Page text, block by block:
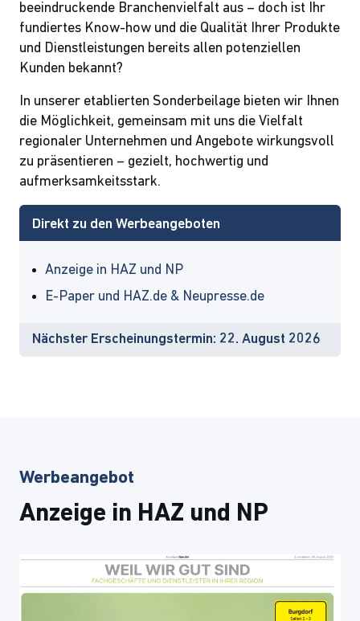
beeindruckende Branchenvielfalt aus – doch ist Ihr
fundiertes Know-how und die Qualität Ihrer Produkte
und Dienstleistungen bereits allen potenziellen
Kunden bekannt?
In unserer etablierten Sonderbeilage bieten wir Ihnen
die Möglichkeit, gemeinsam mit uns die Vielfalt
regionaler Unternehmen und Angebote wirkungsvoll
zu präsentieren – gezielt, hochwertig und
aufmerksamkeitsstark.
Direkt zu den Werbeangeboten
Anzeige in HAZ und NP
E-Paper und HAZ.de & Neupresse.de
Nächster Erscheinungstermin: 22. August 2026
Werbeangebot
Anzeige in HAZ und NP